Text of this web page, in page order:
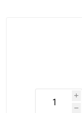
i
h